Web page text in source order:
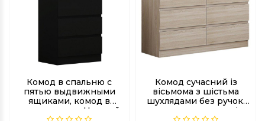
Комод в спальню с
пятью выдвижными
ящиками, комод в
детскую, цвет Черный
Комод сучасний із
вісьмома з шістьма
шухлядами без ручок,
комод у дитячу, колір